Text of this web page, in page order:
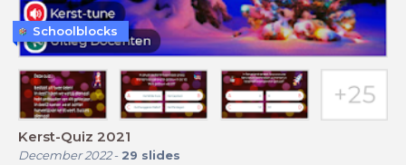
Kerst-Quiz 2021
December 2022- 29 slides
Schoolblocks